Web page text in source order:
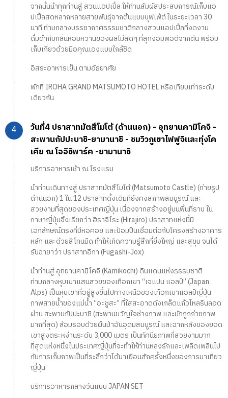
จากนั้นนำทุกท่านสู่ สวนแอปเปิ้ล ให้ท่านสัมผัสประสบการณ์เก็บแอ
ปเปิ้ลสดหลากหลายสายพันธุ์จากต้นแบบบุฟเฟ่ต์ในระยะเวลา 30
นาที ท่ามกลางบรรยากาศธรรมชาติกลางสวนแอปเปิ้ลที่งดงาม
ดื่มด่ำกับกลิ่นหอมหวานของผลไม้สดๆ ที่สุกงอมพอดีจากต้น พร้อม
เก็บเกี่ยวด้วยมือคุณเองแบบใกล้ชิด
อิสระอาหารเย็น ตามอัธยาศัย
พักที่ IROHA GRAND MATSUMOTO HOTEL หรือเทียบเท่าระดับ
เดียวกัน
วันที่4 ปราสาทมัตสึโมโต้ (ด้านนอก) - อุทยานคามิโคจิ -
สะพานกัปปะบาชิ-ยามานาชิ - ชมวิวภูเขาไฟฟูจิและทุ่งโค
เคีย ณ โออิชิพาร์ค -ยามานาชิ
บริการอาหารเช้า ณ โรงแรม
นำท่านเดินทางสู่ ปราสาทมัตสึโมโต้ (Matsumoto Castle) (ถ่ายรูป
ด้านนอก) 1 ใน 12 ปราสาทดั้งเดิมที่ยังคงสภาพสมบูรณ์ และ
สวยงามที่สุดของประเทศญี่ปุ่น เนื่องจากสร้างอยู่บนพื้นที่ราบ ใน
ภาษาญี่ปุ่นจึงเรียกว่า ฮิราจิโระ (Hirajiro) ปราสาทแห่งนี้มี
เอกลักษณ์ตรงที่มีหอคอย และป้อมปืนเชื่อมต่อกับโครงสร้างอาคาร
หลัก และด้วยสีโทนมืด ทำให้เกิดความรู้สึกที่ยิ่งใหญ่ และสุขุม จนได้
รับฉายาว่า ปราสาทอีกา (Fugashi-Jox)
นำท่านสู่ อุทยานคามิโคจิ (Kamikochi) ดินแดนแห่งธรรมชาติ
ท่ามกลางหุบเขาแสนสวยของเทือกเขา “เจแปน แอลป์” (Japan
Alps) เป็นหุบเขาที่อยู่สูงขึ้นไปทางเหนือของเทือกเขาแอลป์ญี่ปุ่น
ภาพสายน้ำของแม่น้ำ “อะซูสะ” ที่ใสสะอาดดังเกล็ดแก้วไหลรินลอด
ผ่าน สะพานกัปปะบาชิ (สะพานขวัญใจช่างภาพ และมักถูกถ่ายภาพ
มากที่สุด) ล้อมรอบด้วยผืนป่าอันอุดมสมบูรณ์ และฉากหลังของยอด
เขาสูงตระหง่านระดับ 3,000 เมตร เป็นทัศนียภาพที่สวยงามมาก
ที่สุดแห่งหนึ่งในประเทศญี่ปุ่นที่จะทำให้ท่านหลงรักและเพลิดเพลินไป
กับการเก็บภาพเป็นที่ระลึกว่าได้มาเยือนสักครั้งหนึ่งของการมาเที่ยว
ญี่ปุ่น
บริการอาหารกลางวันแบบ JAPAN SET